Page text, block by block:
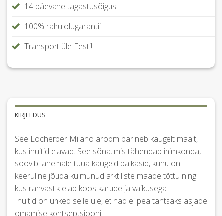
14 päevane tagastusõigus
100% rahulolugarantii
Transport üle Eesti!
KIRJELDUS
See Locherber Milano aroom pärineb kaugelt maalt,
kus inuitid elavad. See sõna, mis tähendab inimkonda,
soovib lähemale tuua kaugeid paikasid, kuhu on
keeruline jõuda külmunud arktiliste maade tõttu ning
kus rahvastik elab koos karude ja vaikusega.
Inuitid on uhked selle üle, et nad ei pea tähtsaks asjade
omamise kontseptsiooni.